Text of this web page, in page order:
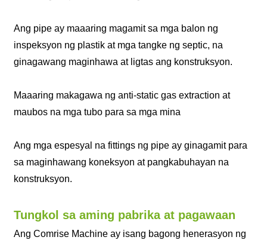
Ang pipe ay maaaring magamit sa mga balon ng
inspeksyon ng plastik at mga tangke ng septic, na
ginagawang maginhawa at ligtas ang konstruksyon.
Maaaring makagawa ng anti-static gas extraction at
maubos na mga tubo para sa mga mina
Ang mga espesyal na fittings ng pipe ay ginagamit para
sa maginhawang koneksyon at pangkabuhayan na
konstruksyon.
Tungkol sa aming pabrika at pagawaan
Ang Comrise Machine ay isang bagong henerasyon ng